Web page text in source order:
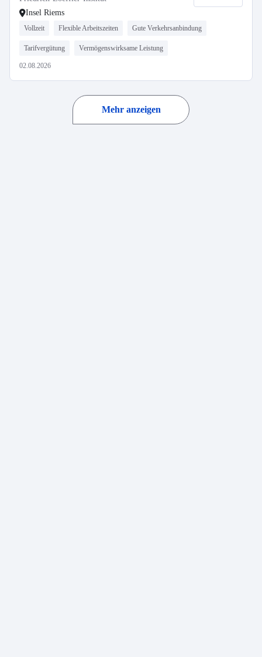
Insel Riems
Vollzeit Flexible Arbeitszeiten Gute Verkehrsanbindung
Tarifvergütung Vermögenswirksame Leistung
02.08.2026
Mehr anzeigen